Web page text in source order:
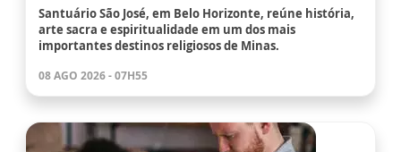
Santuário São José, em Belo Horizonte, reúne história,
arte sacra e espiritualidade em um dos mais
importantes destinos religiosos de Minas.
08 AGO 2026 - 07H55